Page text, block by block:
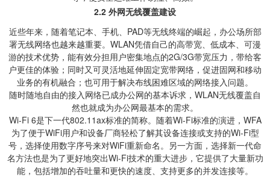
2.2 外网无线覆盖建设
近些年来，随着笔记本、手机、PAD等无线终端的崛起，办公场所部
署无线网络也越来越重要。WLAN凭借自己的高带宽、低成本、可漫
游的技术优势，能有效分担用户密集地点的2G/3G带宽压力，带给客
户更佳的体验；同时又可灵活地延伸固定宽带网络，促进固网和移动
业务的有机融合；也可用于解决布线困难区域的网络接入问题。
随时随地自由的接入网络已成办公网的基本诉求，WLAN无线覆盖自
然也就成为办公网最基本的需求。
Wi-Fi 6是下一代802.11ax标准的简称。随着Wi-Fi标准的演进，WFA
为了便于WiFi用户和设备厂商轻松了解其设备连接或支持的Wi-Fi型
号，选择使用数字序号来对WiFi重新命名。另一方面，选择新一代命
名方法也是为了更好地突出Wi-Fi技术的重大进步，它提供了大量新功
能，包括增加的吞吐量和更快的速度、支持更多的并发连接等。